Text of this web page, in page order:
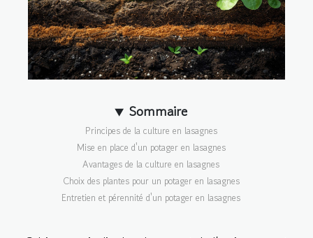
Sommaire
Principes de la culture en lasagnes
Mise en place d'un potager en lasagnes
Avantages de la culture en lasagnes
Choix des plantes pour un potager en lasagnes
Entretien et pérennité d'un potager en lasagnes